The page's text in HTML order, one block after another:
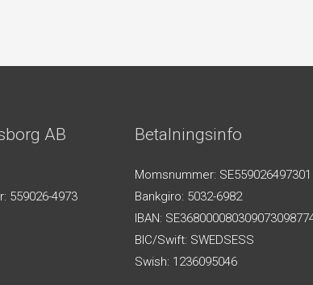
AB
559026-4973
Betalningsinfo
Momsnummer: SE559026497301
Bankgiro: 5032-6982
IBAN:
BIC/Swift: SWEDSESS
Swish: 1236095046